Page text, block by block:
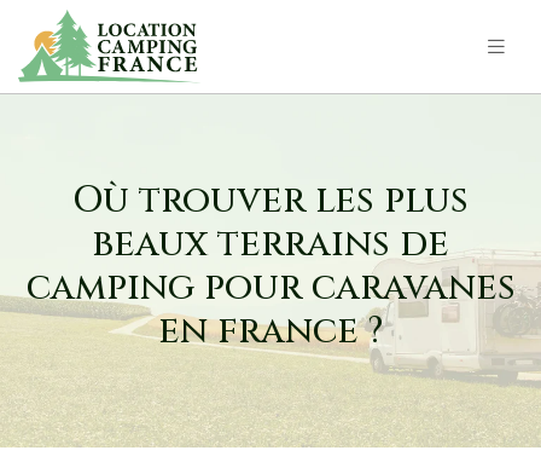
Où trouver les plus
beaux terrains de
camping pour caravanes
en france ?